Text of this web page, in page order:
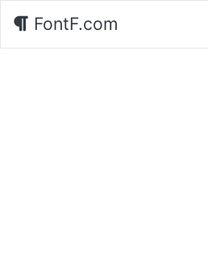
FontF.com